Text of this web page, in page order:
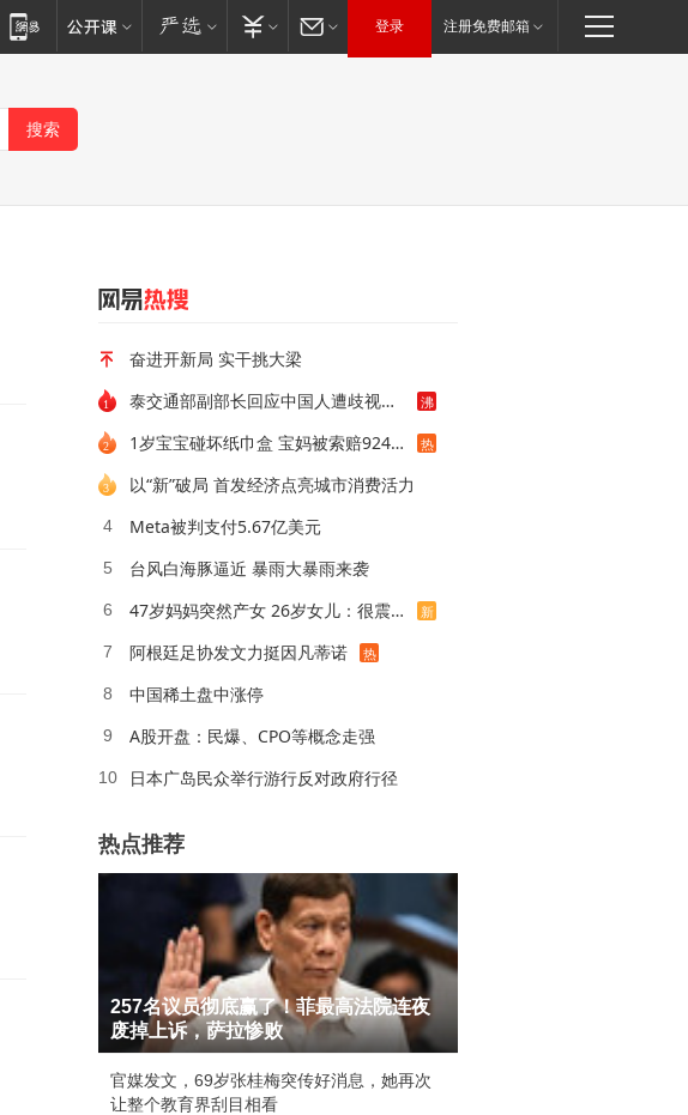
登录 注册免费邮箱
奋进开新局 实干挑大梁
泰交通部副部长回应中国人遭歧视手势 沸
1岁宝宝碰坏纸巾盒 宝妈被索赔924元 热
3
以“新”破局 首发经济点亮城市消费活力
4 Meta被判支付5.67亿美元
5 台风白海豚逼近 暴雨大暴雨来袭
6 47岁妈妈突然产女 26岁女儿：很震惊 新
7 阿根廷足协发文力挺因凡蒂诺 热
8 中国稀土盘中涨停
9 A股开盘：民爆、CPO等概念走强
10 日本广岛民众举行游行反对政府行径
热点推荐
257名议员彻底赢了！菲最高法院连夜
废掉上诉，萨拉惨败
官媒发文，69岁张桂梅突传好消息，她再次
让整个教育界刮目相看